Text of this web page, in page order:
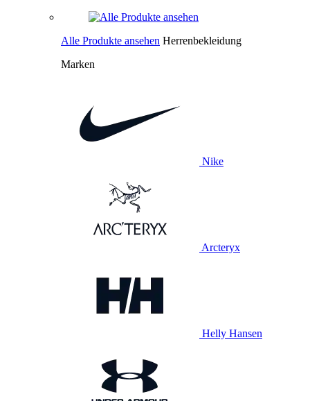
Alle Produkte ansehen Herrenbekleidung
Marken
Nike
Arcteryx
Helly Hansen